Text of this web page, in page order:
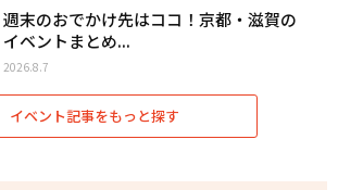
週末のおでかけ先はココ！京都・滋賀の
イベントまとめ...
2026.8.7
イベント記事をもっと探す